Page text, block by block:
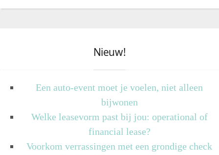
Nieuw!
Een auto-event moet je voelen, niet alleen
bijwonen
Welke leasevorm past bij jou: operational of
financial lease?
Voorkom verrassingen met een grondige check